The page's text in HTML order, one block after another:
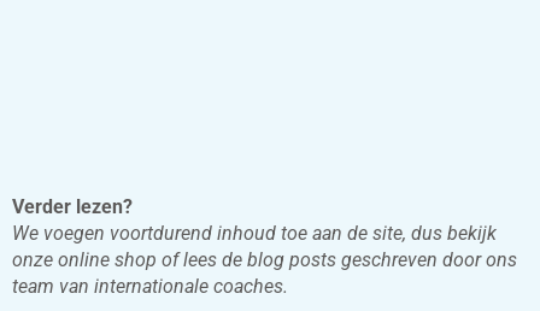
Verder lezen?
We voegen voortdurend inhoud toe aan de site, dus bekijk
onze online shop of lees de blog posts geschreven door ons
team van internationale coaches.